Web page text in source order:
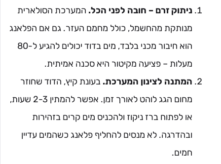
ניתוק זרם – חובה לפני הכל. המערכת הסולארית
מנותקת מהחשמל, כולל מחמם העזר. גם אם הפלאנג
הוא חיבור מכני בלבד, מים בדוד יכולים להגיע ל-80
מעלות – פציעה מקיטור היא סכנה אמיתית.
המתנה לצינון המערכת. בעונת קיץ, הדוד שחוזר
מחום הגג לוהט לאורך זמן. אפשר להמתין 2-3 שעות,
או לפתוח ברז ניקוז ולהכניס מים קרים בזהירות
ובהדרגה. לא מנסים להחליף פלאנג כשהמים עדיין
חמים.